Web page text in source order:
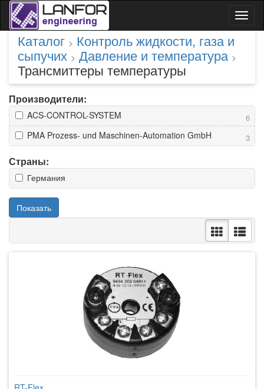
Каталог > Контроль жидкости, газа и
сыпучих > Давление и температура >
Трансмиттеры температуры
Производители:
6
ACS-CONTROL-SYSTEM
3
PMA Prozess- und Maschinen-Automation GmbH
Страны:
Германия
Показать